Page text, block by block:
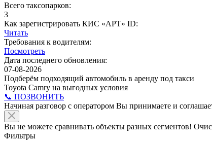
Всего таксопарков:
3
Как зарегистрировать КИС «АРТ» ID:
Читать
Требования к водителям:
Посмотреть
Дата последнего обновления:
07-08-2026
Подберём подходящий автомобиль в аренду под такси
Toyota Camry на выгодных условия
📞 ПОЗВОНИТЬ
Начиная разговор с оператором Вы принимаете и
Вы не можете сравнивать объекты разных сегментов!
Фильтры